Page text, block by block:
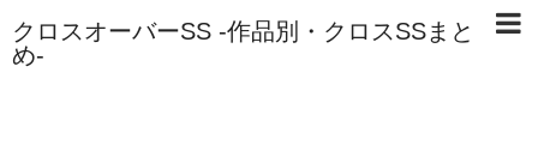
クロスオーバーSS -作品別・クロスSSまと
め-